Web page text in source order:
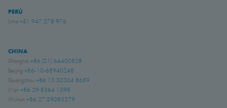
PERÚ
Lima +51 947 278 976
CHINA
Shanghai +86 (21) 64400828
Beijing +86-10-68940248
Guangzhou +86 13 50304 8659
Xi'an +86 29 8364 1598
Wuhan +86 27 59083379